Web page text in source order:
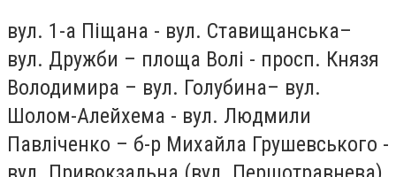
вул. 1-а Піщана - вул. Ставищанська–
вул. Дружби – площа Волі - просп. Князя
Володимира – вул. Голубина– вул.
Шолом-Алейхема - вул. Людмили
Павліченко – б-р Михайла Грушевського -